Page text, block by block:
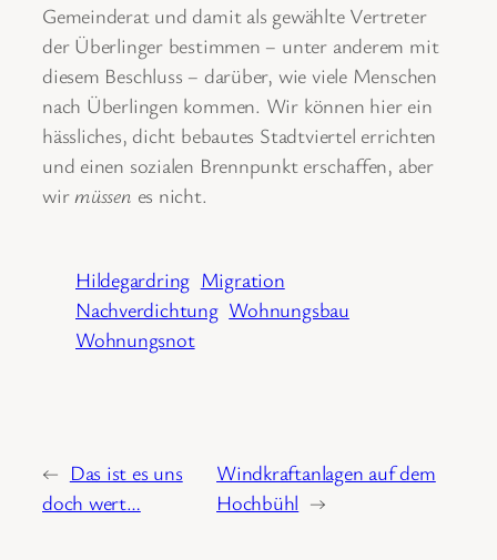
Gemeinderat und damit als gewählte Vertreter
der Überlinger bestimmen ‒ unter anderem mit
diesem Beschluss ‒ darüber, wie viele Menschen
nach Überlingen kommen. Wir können hier ein
hässliches, dicht bebautes Stadtviertel errichten
und einen sozialen Brennpunkt erschaffen, aber
wir müssen es nicht.
Hildegardring Migration
Nachverdichtung Wohnungsbau
Wohnungsnot
← Das ist es uns
doch wert…
Windkraftanlagen auf dem
Hochbühl →